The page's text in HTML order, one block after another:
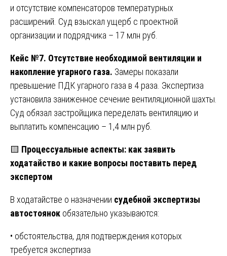
и отсутствие компенсаторов температурных
расширений. Суд взыскал ущерб с проектной
организации и подрядчика – 17 млн руб.
Кейс №7. Отсутствие необходимой вентиляции и
накопление угарного газа. Замеры показали
превышение ПДК угарного газа в 4 раза. Экспертиза
установила заниженное сечение вентиляционной шахты.
Суд обязал застройщика переделать вентиляцию и
выплатить компенсацию – 1,4 млн руб.
🟨 Процессуальные аспекты: как заявить
ходатайство и какие вопросы поставить перед
экспертом
В ходатайстве о назначении судебной экспертизы
автостоянок обязательно указываются:
• обстоятельства, для подтверждения которых
требуется экспертиза